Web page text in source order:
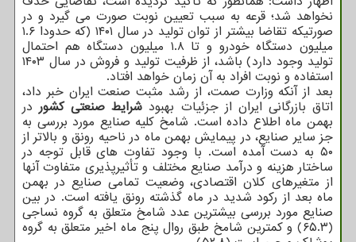
نخواهد شد؛ قرعه به سبب تعیین نوبت صورت می گیرد و در
صورتیکه تقاضا بیشتر از توان تولید در سال ۱۴۰۱ (که حدودا ۱.۶
میلیون دستگاه خودرو و تا ۱.۸ میلیون دستگاه هم احتمال
تولید وجود دارد) باشد، از ظرفیت تولید و فروش در سال ۱۴۰۳
استفاده و نوبت افراد به آن زمان خواهد افتاد.
بعد از آنکه وزارت صمت، از رشد مثبت صنعت ایران خبر داد،
اتاق بازرگانی ایران از جزئیات بهبود شرایط صنعتی کشور در
بهمن ماه اطلاع داده است. شامخ کلیه صنایع مورد بررسی به
جز سایر صنایع، در پیمایش بهمن ماه در ناحیه رونق و بالاتر از
۵۰ به دست آمده است. با وجود تفاوت های قابل توجه در
ساختار هزینه و درآمد صنایع مختلف و تأثیرپذیری متفاوت آنها
از متغیرهای کلان اقتصادی، وضعیت تمامی صنایع در بهمن
ماه بعد از رکود شدید در ماه گذشته رونق یافته است. در بین
صنایع مورد بررسی بیشترین عدد شامخ متعلق به گروه نساجی
(۶۵.۳) و کمترین شامخ طبق روال پنج ماه اخیر متعلق به گروه